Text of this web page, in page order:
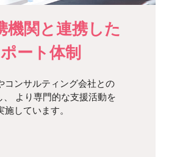
機関と連携した
ート体制
コンサルティング会社との
より専門的な支援活動を
施しています。